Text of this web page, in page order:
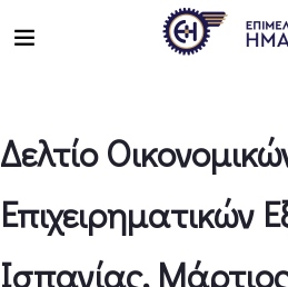
Δελτίο
Επιχειρηματικών
Ισπανίας,